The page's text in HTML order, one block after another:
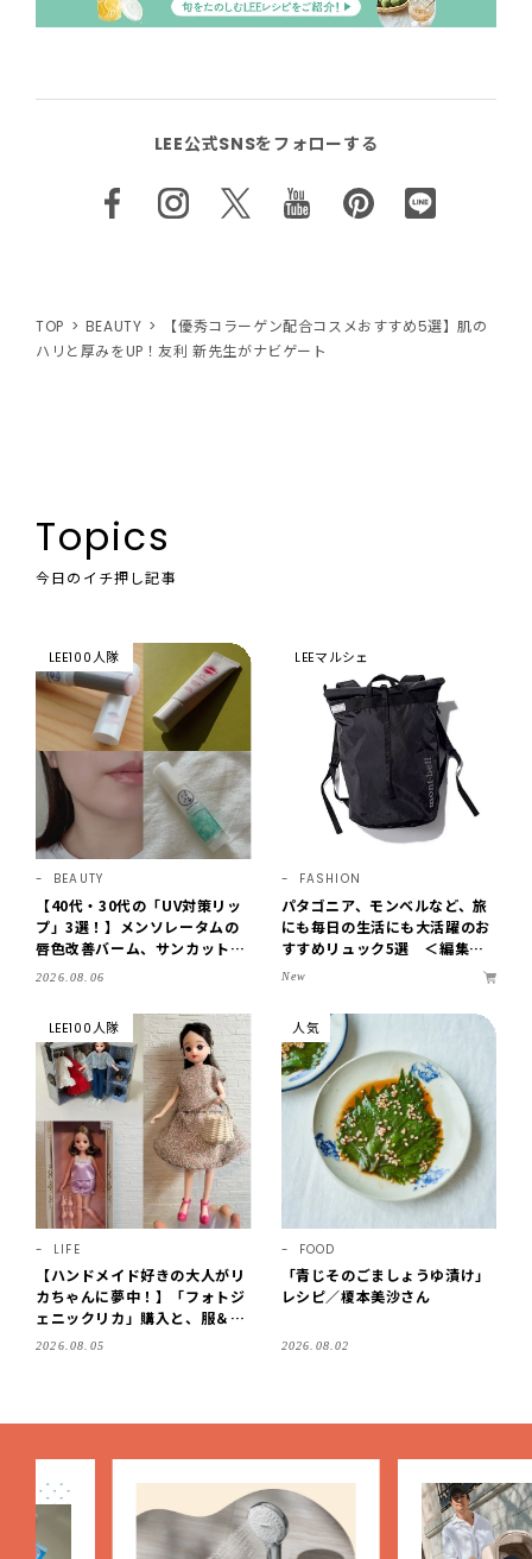
LEE公式SNSをフォローする
TOP BEAUTY
【優秀コラーゲン配合コスメおすすめ5選】肌の
ハリと厚みをUP！友利 新先生がナビゲート
Topics
今日のイチ押し記事
LEE100人隊
BEAUTY
【40代・30代の「UV対策リッ
プ」3選！】メンソレータムの
唇色改善バーム、サンカットな
どを「夏の紫外線対策」に愛用
2026.08.06
LEEマルシェ
FASHION
パタゴニア、モンベルなど、旅
にも毎日の生活にも大活躍のお
すすめリュック5選 ＜編集部
セレクト＞【LEEマルシェ】
New
LEE100人隊
LIFE
【ハンドメイド好きの大人がリ
カちゃんに夢中！】「フォトジ
ェニックリカ」購入と、服＆ク
ローゼットの手づくり実例をご
2026.08.05
人気
FOOD
「青じそのごましょうゆ漬け」
レシピ／榎本美沙さん
2026.08.02